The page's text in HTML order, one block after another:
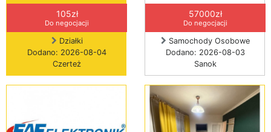
105zł
Do negocjacji
Działki
Dodano: 2026-08-04
Czerteż
57000zł
Do negocjacji
Samochody Osobowe
Dodano: 2026-08-03
Sanok